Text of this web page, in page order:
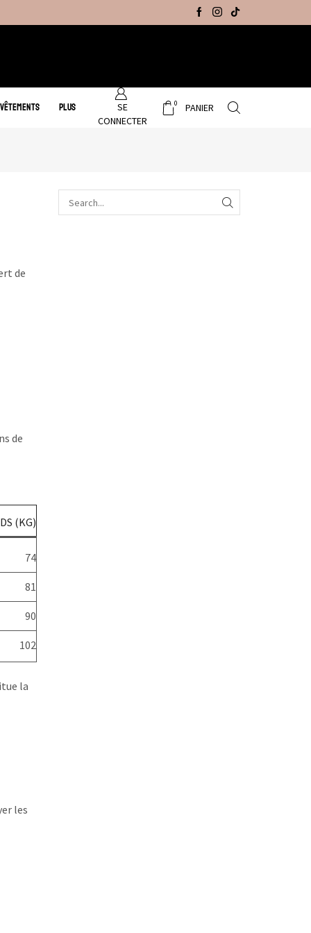
Promo Hiver : Livraison gratuite sur tous
PLUS
SE
CONNECTER
0 PANIER
de
de
(KG)
74
81
90
102
la
les